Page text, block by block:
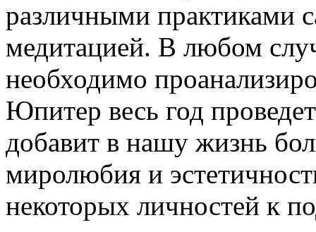
различными практиками
медитацией. В любом
необходимо
Юпитер весь год
добавит в нашу жизнь
миролюбия и
некоторых личностей к